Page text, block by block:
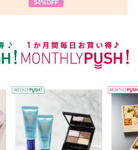
54%OFF
WEEKLY PUSH